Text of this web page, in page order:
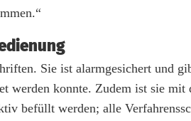
Sie ist alarmgesichert und
werden konnte. Zudem ist sie mit
befüllt werden; alle